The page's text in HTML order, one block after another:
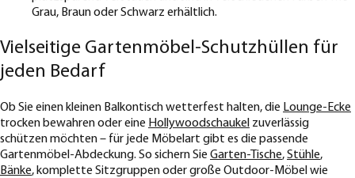
Grau, Braun oder Schwarz erhältlich.
Vielseitige Gartenmöbel-Schutzhüllen für
jeden Bedarf
Ob Sie einen kleinen Balkontisch wetterfest halten, die Lounge-Ecke
trocken bewahren oder eine Hollywoodschaukel zuverlässig
schützen möchten – für jede Möbelart gibt es die passende
Gartenmöbel-Abdeckung. So sichern Sie Garten-Tische,Stühle,
Bänke, komplette Sitzgruppen oder große Outdoor-Möbel wie